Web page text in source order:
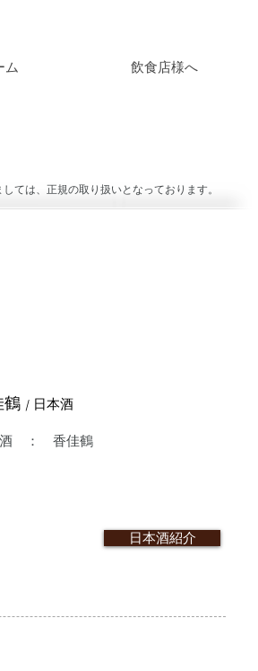
ム 飲食店様へ
ては、正規の取り扱いとなっております。
鶴 / 日本酒
酒 ： 香佳鶴
日本酒紹介